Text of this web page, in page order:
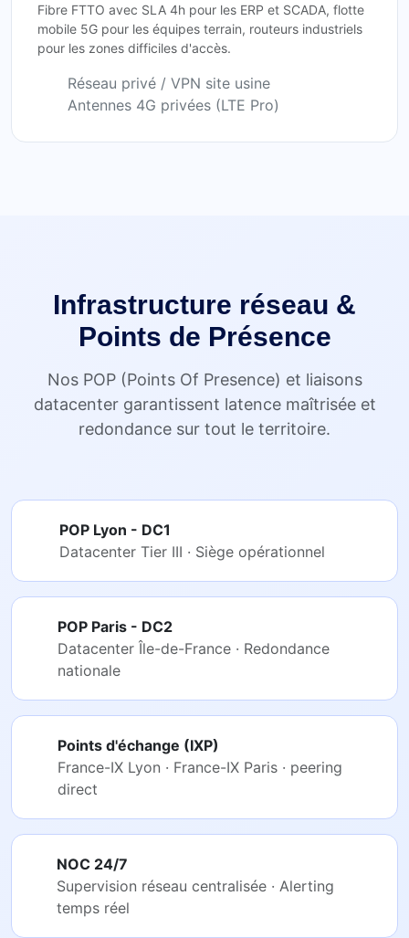
Fibre FTTO avec SLA 4h pour les ERP et SCADA, flotte
mobile 5G pour les équipes terrain, routeurs industriels
pour les zones difficiles d'accès.
Réseau privé / VPN site usine
Antennes 4G privées (LTE Pro)
Infrastructure réseau &
Points de Présence
Nos POP (Points Of Presence) et liaisons
datacenter garantissent latence maîtrisée et
redondance sur tout le territoire.
POP Lyon - DC1
Datacenter Tier III · Siège opérationnel
POP Paris - DC2
Datacenter Île-de-France · Redondance
nationale
Points d'échange (IXP)
France-IX Lyon · France-IX Paris · peering
direct
NOC 24/7
Supervision réseau centralisée · Alerting
temps réel